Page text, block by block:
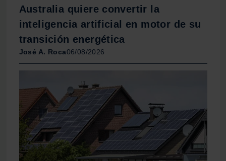
Australia quiere convertir la
inteligencia artificial en motor de su
transición energética
José A. Roca06/08/2026